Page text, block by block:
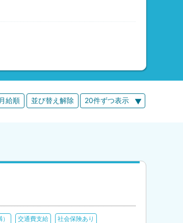
20件ずつ表示
給順 並び替え解除
交通費支給 社会保険あり